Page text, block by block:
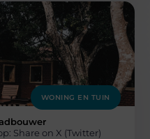
WONING EN TUIN
Share on X (Twitter)